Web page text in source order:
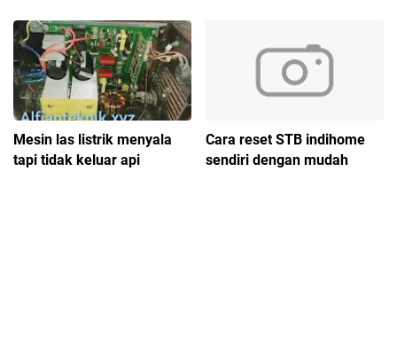
Mesin las listrik menyala
tapi tidak keluar api
Cara reset STB indihome
sendiri dengan mudah